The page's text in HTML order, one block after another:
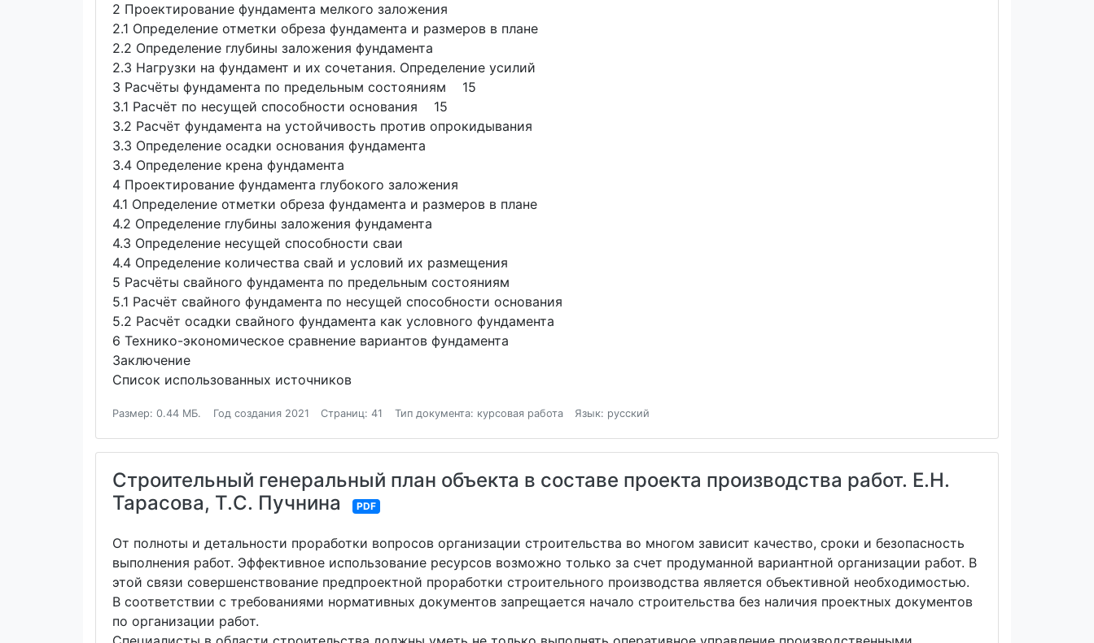
2 Проектирование фундамента мелкого заложения
2.1 Определение отметки обреза фундамента и размеров в плане
2.2 Определение глубины заложения фундамента
2.3 Нагрузки на фундамент и их сочетания. Определение усилий
3 Расчёты фундамента по предельным состояниям 15
3.1 Расчёт по несущей способности основания 15
3.2 Расчёт фундамента на устойчивость против опрокидывания
3.3 Определение осадки основания фундамента
3.4 Определение крена фундамента
4 Проектирование фундамента глубокого заложения
4.1 Определение отметки обреза фундамента и размеров в плане
4.2 Определение глубины заложения фундамента
4.3 Определение несущей способности сваи
4.4 Определение количества свай и условий их размещения
5 Расчёты свайного фундамента по предельным состояниям
5.1 Расчёт свайного фундамента по несущей способности основания
5.2 Расчёт осадки свайного фундамента как условного фундамента
6 Технико-экономическое сравнение вариантов фундамента
Заключение
Список использованных источников
Размер: 0.44 МБ. Год создания 2021 Страниц: 41 Тип документа: курсовая работа Язык: русский
Строительный генеральный план объекта в составе проекта производства работ. Е.Н.
Тарасова, Т.С. Пучнина
PDF
От полноты и детальности проработки вопросов организации строительства во многом зависит качество, сроки и безопасность
выполнения работ. Эффективное использование ресурсов возможно только за счет продуманной вариантной организации работ. В
этой связи совершенствование предпроектной проработки строительного производства является объективной необходимостью.
В соответствии с требованиями нормативных документов запрещается начало строительства без наличия проектных документов
по организации работ.